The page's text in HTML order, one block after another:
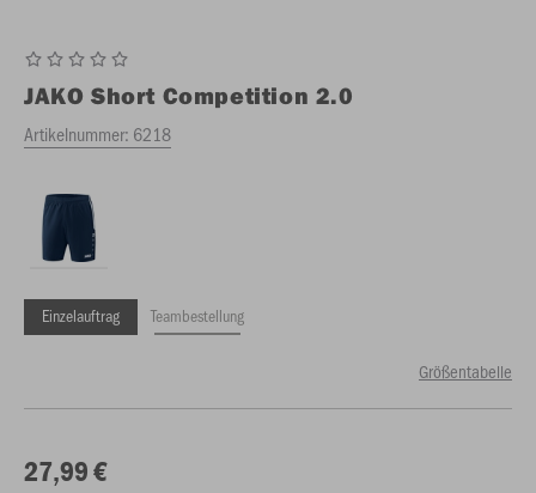
JAKO Short Competition 2.0
Artikelnummer: 6218
Einzelauftrag Teambestellung
Größentabelle
27,99 €